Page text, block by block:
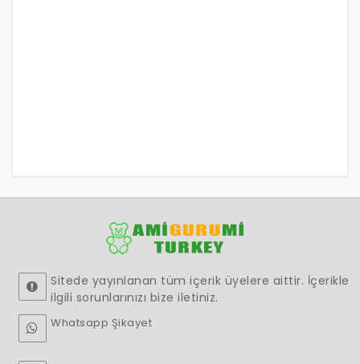
Sitede yayınlanan tüm içerik üyelere aittir. İçerikle
ilgili sorunlarınızı bize iletiniz.
Whatsapp Şikayet